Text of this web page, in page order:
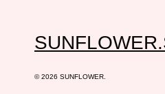
© 2026 SUNFLOWER.